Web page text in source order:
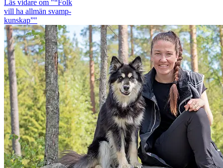
Läs vidare om "“Folk
vill ha allmän svamp­
kunskap”"